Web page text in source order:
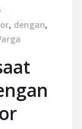
, dengan,